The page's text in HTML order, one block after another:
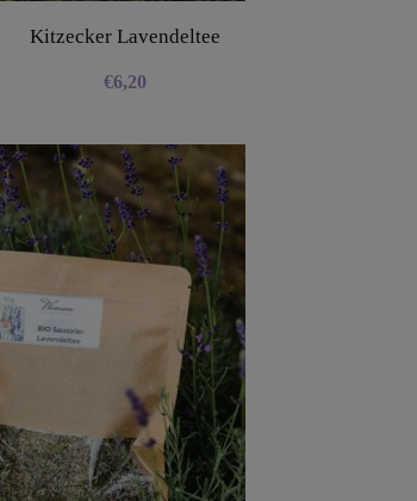
Kitzecker Lavendeltee
€6,20